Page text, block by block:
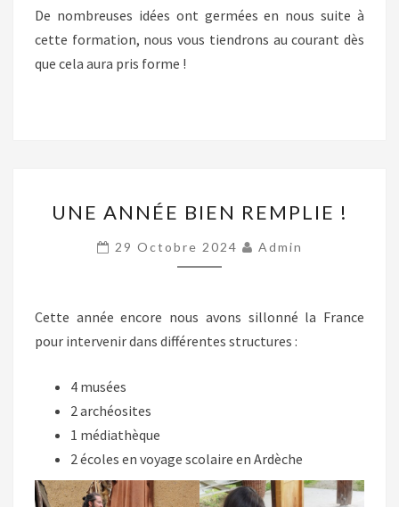
De nombreuses idées ont germées en nous suite à
cette formation, nous vous tiendrons au courant dès
que cela aura pris forme !
ANNÉE
BIEN
REMPLIE
UNE ANNÉE BIEN REMPLIE !
29 Octobre 2024 Admin
Cette année encore nous avons sillonné la France
pour intervenir dans différentes structures :
4 musées
2 archéosites
1 médiathèque
2 écoles en voyage scolaire en Ardèche